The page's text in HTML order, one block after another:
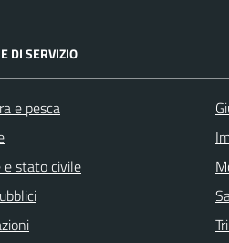
DI SERVIZIO
e pesca
e stato civile